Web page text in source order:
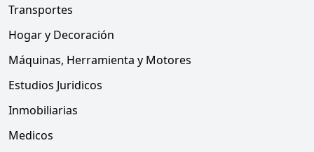
Transportes
Hogar y Decoración
Máquinas, Herramienta y Motores
Estudios Juridicos
Inmobiliarias
Medicos